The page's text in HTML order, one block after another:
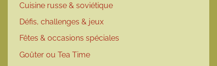
Cuisine russe & soviétique
Défis, challenges & jeux
Fêtes & occasions spéciales
Goûter ou Tea Time